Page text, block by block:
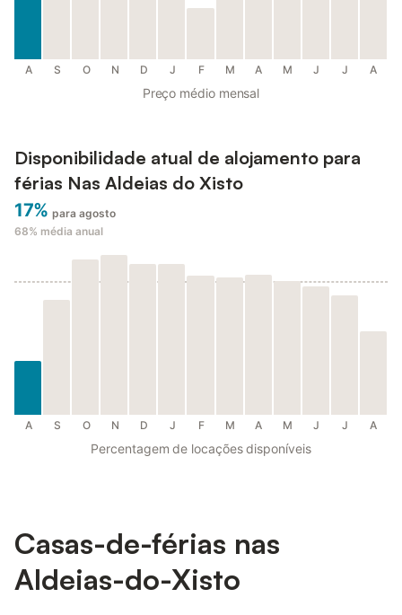
A S O N D J F M A M J J A
Preço médio mensal
Disponibilidade atual de alojamento para
férias Nas Aldeias do Xisto
17% para agosto
68% média anual
A S O N D J F M A M J J A
Percentagem de locações disponíveis
Casas-de-férias nas
Aldeias-do-Xisto